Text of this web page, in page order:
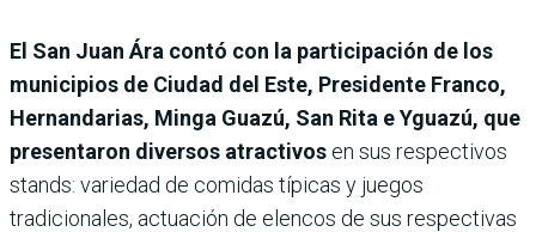
El San Juan Ára contó con la participación de los
municipios de Ciudad del Este, Presidente Franco,
Hernandarias, Minga Guazú, San Rita e Yguazú, que
presentaron diversos atractivos en sus respectivos
stands: variedad de comidas típicas y juegos
tradicionales, actuación de elencos de sus respectivas